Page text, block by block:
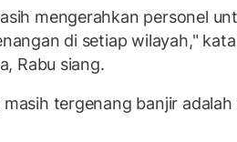
mengerahkan personel
di setiap wilayah,"
Rabu siang.
tergenang banjir adalah